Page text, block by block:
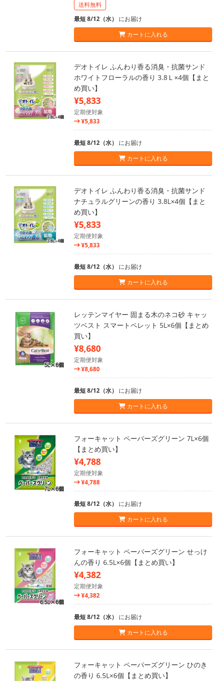
送料無料
最短 8/12（水） にお届け
カートに入れる
デオトイレ ふんわり香る消臭・抗菌サンド
ホワイトフローラルの香り 3.8Ｌ×4個【まと
め買い】
¥5,833
定期便対象
¥5,833
最短 8/12（水） にお届け
カートに入れる
デオトイレ ふんわり香る消臭・抗菌サンド
ナチュラルグリーンの香り 3.8L×4個【まと
め買い】
¥5,833
定期便対象
¥5,833
最短 8/12（水） にお届け
カートに入れる
レッテンマイヤー 固まる木のネコ砂 キャッ
ツベスト スマートペレット 5L×6個【まとめ
買い】
¥8,680
定期便対象
¥8,680
最短 8/12（水） にお届け
カートに入れる
フォーキャット ペーパーズグリーン 7L×6個
【まとめ買い】
¥4,788
定期便対象
¥4,788
最短 8/12（水） にお届け
カートに入れる
フォーキャット ペーパーズグリーン せっけ
んの香り 6.5L×6個【まとめ買い】
¥4,382
定期便対象
¥4,382
最短 8/12（水） にお届け
カートに入れる
フォーキャット ペーパーズグリーン ひのき
の香り 6.5L×6個【まとめ買い】